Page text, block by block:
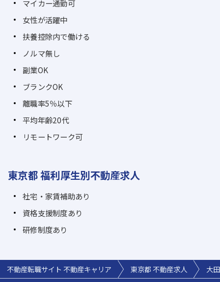
マイカー通勤可
女性が活躍中
扶養控除内で働ける
ノルマ無し
副業OK
ブランクOK
離職率5％以下
平均年齢20代
リモートワーク可
東京都 福利厚生別不動産求人
社宅・家賃補助あり
資格支援制度あり
研修制度あり
不動産転職サイト 不動産キャリア 東京都 不動産求人 大